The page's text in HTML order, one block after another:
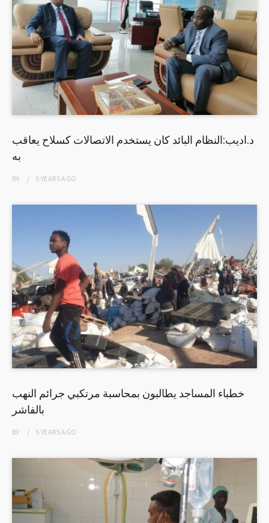
د.اديب:النظام البائد كان يستخدم الاتصالات كسلاح يعاقب
به
BY 5 YEARSAGO
خطباء المساجد يطالبون بمحاسبة مرتكبي جرائم النهب
بالفاشر
BY 5 YEARSAGO